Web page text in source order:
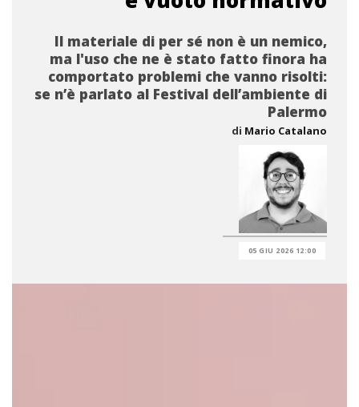
Il materiale di per sé non è un nemico,
ma l'uso che ne è stato fatto finora ha
comportato problemi che vanno risolti:
se n’è parlato al Festival dell’ambiente di
Palermo
di Mario Catalano
05 GIU 2026 12:00